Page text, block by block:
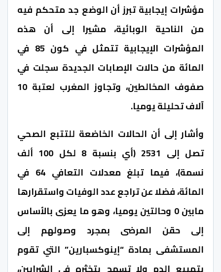
مؤشرات إيجابية تبرز أن الوضع جد متحكم فيه
من الناحية الوبائية، مشيرا إلى أن هذه
المؤشرات الإيجابية تتمثل في كون 85 في
المائة من حالات الإصابات الجديدة سجلت في
صفوف المخالطين، وتجاوز المغرب لعتبة 10
آلاف تحليلة يوميا.
وأشار إلى أن الحالات الخاضعة للتتبع الصحي
تصل إلى 2531 (أي بنسبة 8 لكل 100 ألف
نسمة)، فيما تبلغ معدلات التعافي 64 في
المائة، فضلا عن تراجع عدد الوفيات واستقرارها
مابين 0 وحالتين يوميا، وهو ما يعزى بالأساس
إلى حقن المرضى بمجرد وصولهم إلى
المستشفى بمادة “إينوكسبارين” التي تقوم
بتمييع الدم ولا تسمح بتخثره في الشرايين،